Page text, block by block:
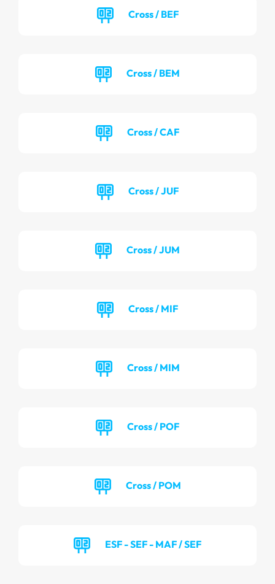
Cross / BEF
Cross / BEM
Cross / CAF
Cross / JUF
Cross / JUM
Cross / MIF
Cross / MIM
Cross / POF
Cross / POM
ESF - SEF - MAF / SEF